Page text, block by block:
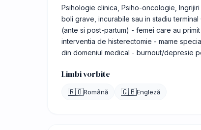
Psihologie clinica, Psiho-oncologie,
boli grave, incurabile sau in stadiu
(ante si post-partum) - femei care au
interventia de histerectomie - mame
din domeniul medical - burnout/depresie
Limbi vorbite
🇷🇴Română 🇬🇧Engleză